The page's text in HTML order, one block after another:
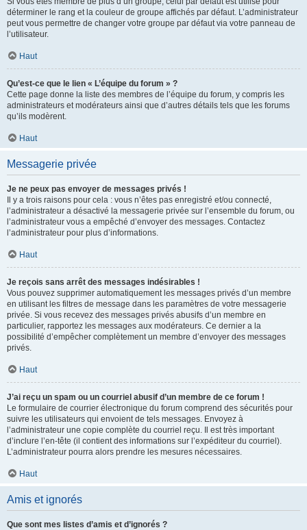
déterminer le rang et la couleur de groupe affichés par défaut. L’administrateur
peut vous permettre de changer votre groupe par défaut via votre panneau de
l’utilisateur.
Haut
Qu’est-ce que le lien « L’équipe du forum » ?
Cette page donne la liste des membres de l’équipe du forum, y compris les
administrateurs et modérateurs ainsi que d’autres détails tels que les forums
qu’ils modèrent.
Haut
Messagerie privée
Je ne peux pas envoyer de messages privés !
Il y a trois raisons pour cela : vous n’êtes pas enregistré et/ou connecté,
l’administrateur a désactivé la messagerie privée sur l’ensemble du forum, ou
l’administrateur vous a empêché d’envoyer des messages. Contactez
l’administrateur pour plus d’informations.
Haut
Je reçois sans arrêt des messages indésirables !
Vous pouvez supprimer automatiquement les messages privés d’un membre
en utilisant les filtres de message dans les paramètres de votre messagerie
privée. Si vous recevez des messages privés abusifs d’un membre en
particulier, rapportez les messages aux modérateurs. Ce dernier a la
possibilité d’empêcher complètement un membre d’envoyer des messages
privés.
Haut
J’ai reçu un spam ou un courriel abusif d’un membre de ce forum !
Le formulaire de courrier électronique du forum comprend des sécurités pour
suivre les utilisateurs qui envoient de tels messages. Envoyez à
l’administrateur une copie complète du courriel reçu. Il est très important
d’inclure l’en-tête (il contient des informations sur l’expéditeur du courriel).
L’administrateur pourra alors prendre les mesures nécessaires.
Haut
Amis et ignorés
Que sont mes listes d’amis et d’ignorés ?